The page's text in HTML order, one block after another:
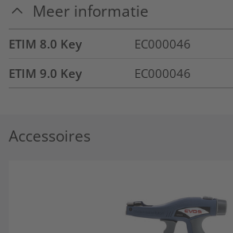
Meer informatie
ETIM 8.0 Key
EC000046
ETIM 9.0 Key
EC000046
Accessoires